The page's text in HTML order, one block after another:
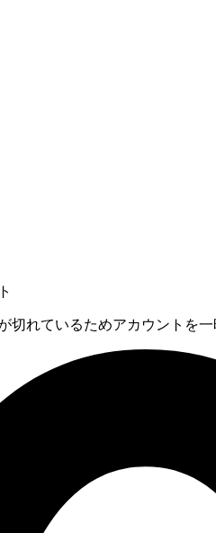
切れているためアカウントを